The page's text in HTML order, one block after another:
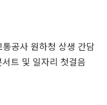
공사 원하청 상생 간담
트 및 일자리 첫걸음